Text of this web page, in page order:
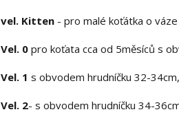
vel. Kitten - pro malé koťátka o
Vel. 0 pro koťata cca od 5měsíců s
Vel. 1 s obvodem hrudníčku 32-
Vel. 2- s obvodem hrudníčku 34-